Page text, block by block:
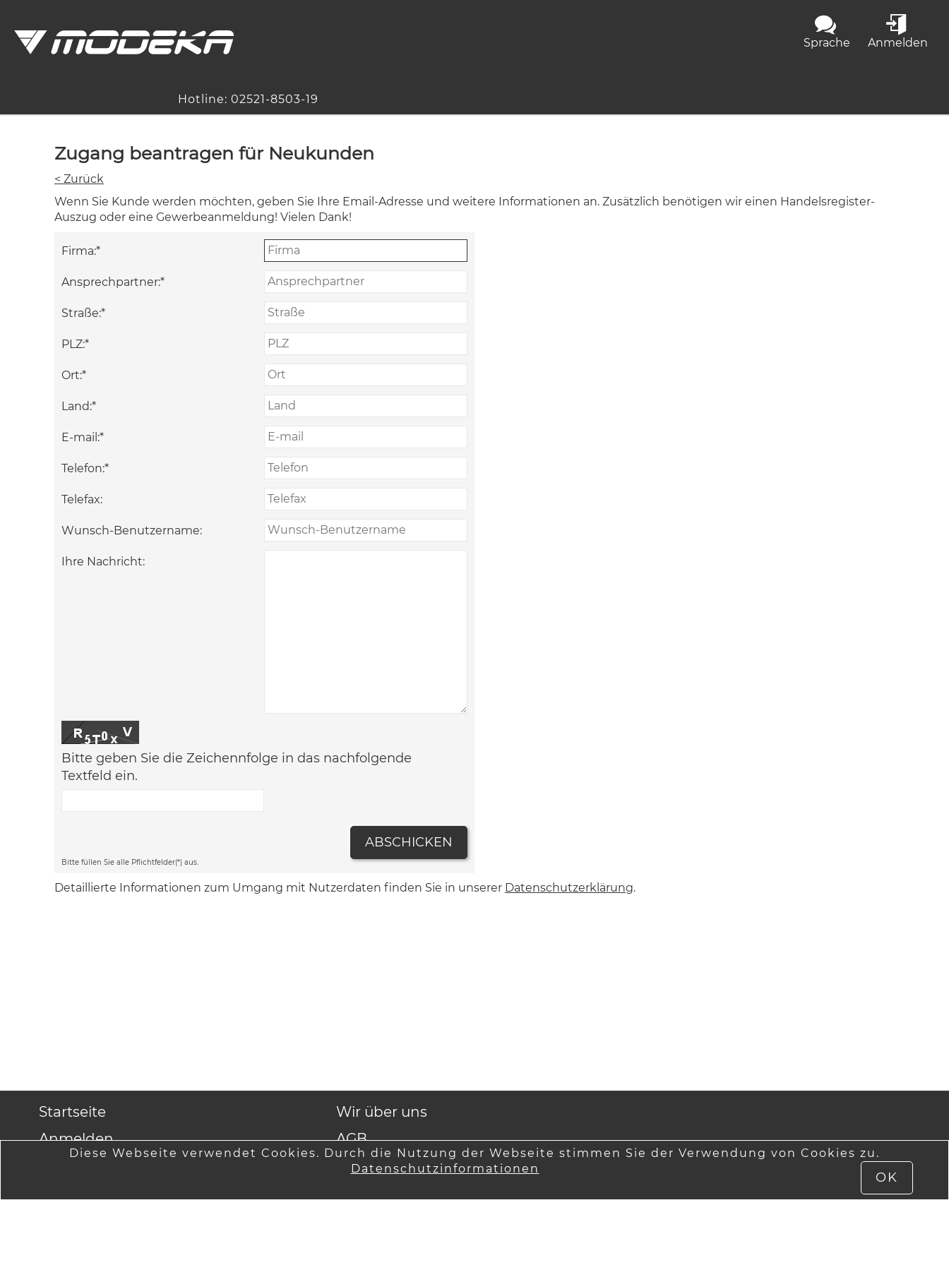
Diese Webseite verwendet Cookies. Durch die Nutzung der Webseite stimmen Sie der Verwendung von Cookies zu.
Datenschutzinformationen
OK
Sprache Anmelden
Hotline: 02521-8503-19
Zugang beantragen für Neukunden
< Zurück
Wenn Sie Kunde werden möchten, geben Sie Ihre Email-Adresse und weitere Informationen an. Zusätzlich benötigen wir einen Handelsregister-
Auszug oder eine Gewerbeanmeldung! Vielen Dank!
Firma:*
Ansprechpartner:*
Straße:*
PLZ:*
Ort:*
Land:*
E-mail:*
Telefon:*
Telefax:
Wunsch-Benutzername:
Ihre Nachricht:
Bitte geben Sie die Zeichennfolge in das nachfolgende
Textfeld ein.
ABSCHICKEN
Bitte füllen Sie alle Pflichtfelder(*) aus.
Detaillierte Informationen zum Umgang mit Nutzerdaten finden Sie in unserer Datenschutzerklärung.
Startseite
Anmelden
Wir über uns
AGB
Kontakt